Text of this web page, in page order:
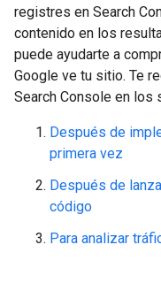
registres en Search
contenido en los
puede ayudarte a
Google ve tu sitio. Te
Search Console en los
Después de
primera vez
Después de
código
Para analizar